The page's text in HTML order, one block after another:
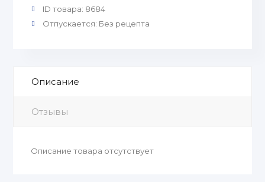
ID товара: 8684
Отпускается: Без рецепта
Описание
Отзывы
Описание товара отсутствует